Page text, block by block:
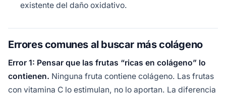
existente del daño oxidativo.
Errores comunes al buscar más colágeno
Error 1: Pensar que las frutas “ricas en colágeno” lo
contienen. Ninguna fruta contiene colágeno. Las frutas
con vitamina C lo estimulan, no lo aportan. La diferencia